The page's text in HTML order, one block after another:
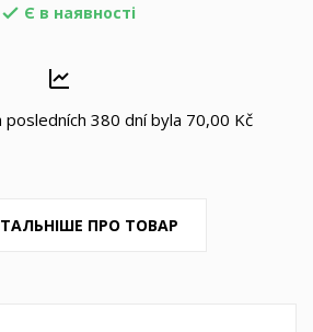
 Є в наявності
posledních 380 dní byla 70,00 Kč
ПРО ТОВАР